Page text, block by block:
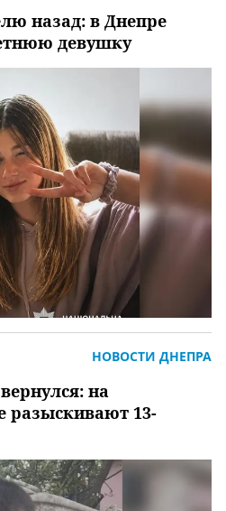
назад: в Днепре
девушку
на
разыскивают 13-
НОВОСТИ ДНЕПРА